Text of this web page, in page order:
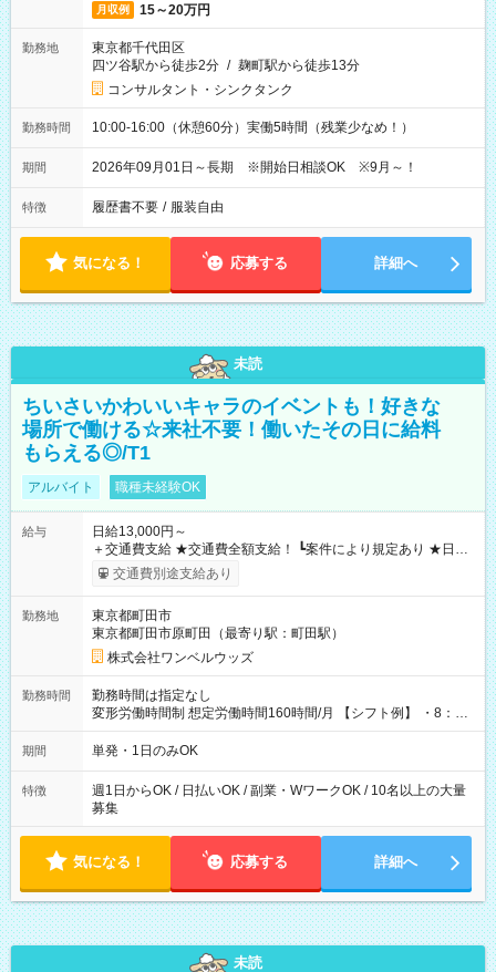
月収例 15～20万円
勤務地
東京都千代田区
四ツ谷駅から徒歩2分 / 麹町駅から徒歩13分
コンサルタント・シンクタンク
勤務時間 10:00-16:00（休憩60分）実働5時間（残業少なめ！）
期間 2026年09月01日～長期 ※開始日相談OK ※9月～！
特徴 履歴書不要 / 服装自由
気になる！ 応募する 詳細へ
未読
ちいさいかわいいキャラのイベントも！好きな
場所で働ける☆来社不要！働いたその日に給料
もらえる◎/T1
アルバイト 職種未経験OK
給与
日給13,000円～
＋交通費支給 ★交通費全額支給！ ┗案件により規定あり ★日払
いOK！（規定あり） ┗働いたその日に現金GET♪ お仕事後はコ
ンビニATMから 日払い分を引き落とせます！ 【試用期間】試
交通費別途支給あり
勤務地
東京都町田市
東京都町田市原町田（最寄り駅：町田駅）
株式会社ワンベルウッズ
勤務時間
勤務時間は指定なし
変形労働時間制 想定労働時間160時間/月 【シフト例】 ・8：00
～21：00
期間 単発・1日のみOK
特徴
週1日からOK / 日払いOK / 副業・WワークOK / 10名以上の大量
募集
気になる！ 応募する 詳細へ
未読